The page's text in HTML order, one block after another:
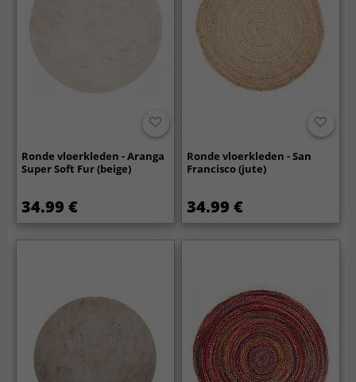
Ronde vloerkleden - Aranga
Super Soft Fur (beige)
34.99 €
Ronde vloerkleden - San
Francisco (jute)
34.99 €